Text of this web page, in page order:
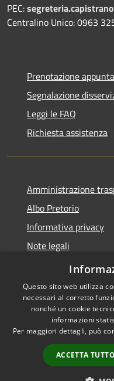
PEC:
Centralino Unico: 0963
Prenotazione
Segnalazione
Leggi le FAQ
Richiesta assistenza
Amministrazione
Albo Pretorio
Informativa privacy
Note legali
Dichiarazione di
Accessibilità
Questo sito web utilizza
necessari al corretto
nonché un cookie
informazioni
Per maggiori dettagli, può
ACCETTA TUTTO